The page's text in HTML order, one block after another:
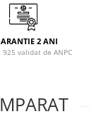
2 ANI
925 validat de ANPC